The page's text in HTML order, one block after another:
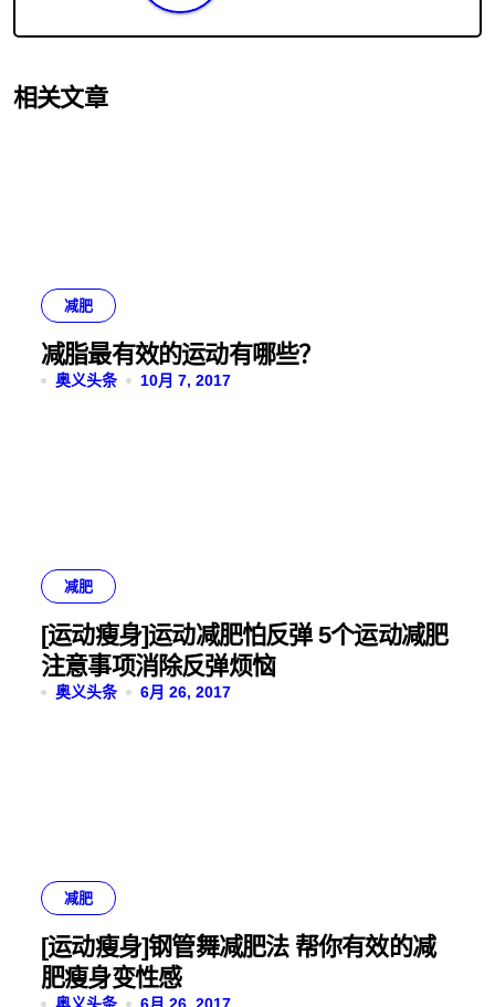
相关文章
减肥
减脂最有效的运动有哪些？
奥义头条 10月 7, 2017
减肥
[运动瘦身]运动减肥怕反弹 5个运动减肥
注意事项消除反弹烦恼
奥义头条 6月 26, 2017
减肥
[运动瘦身]钢管舞减肥法 帮你有效的减
肥瘦身变性感